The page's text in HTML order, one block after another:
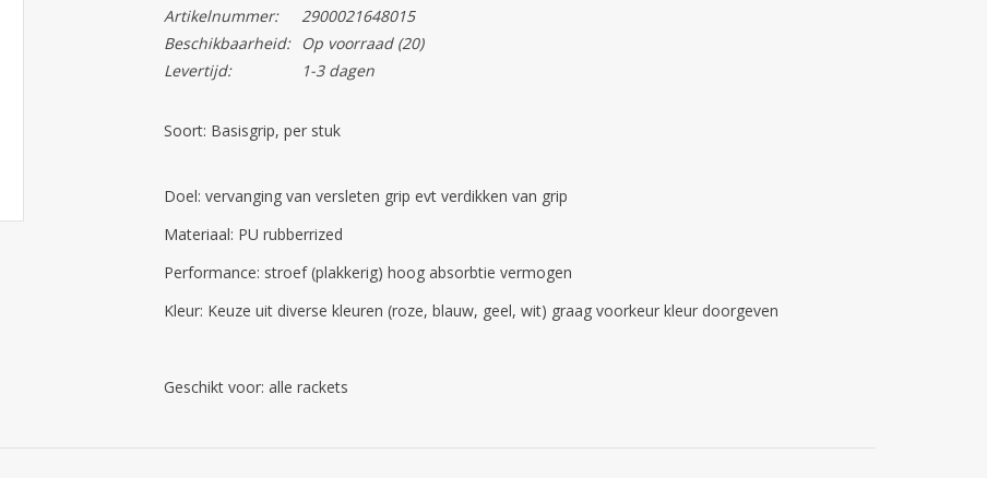
Artikelnummer:
2900021648015
Beschikbaarheid:
Op voorraad(20)
Levertijd:
1-3 dagen
Soort: Basisgrip, per stuk
Doel: vervanging van versleten grip evt verdikken van grip
Materiaal: PU rubberrized
Performance: stroef (plakkerig) hoog absorbtie vermogen
Kleur: Keuze uit diverse kleuren (roze, blauw, geel, wit) graag voorkeur kleur doorgeven
Geschikt voor: alle rackets